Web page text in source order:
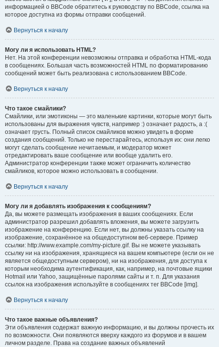
информацией о BBCode обратитесь к руководству по BBCode, ссылка на
которое доступна из формы отправки сообщений.
Вернуться к началу
Могу ли я использовать HTML?
Нет. На этой конференции невозможны отправка и обработка HTML-кода
в сообщениях. Большая часть возможностей HTML по форматированию
сообщений может быть реализована с использованием BBCode.
Вернуться к началу
Что такое смайлики?
Смайлики, или эмотиконы — это маленькие картинки, которые могут быть
использованы для выражения чувств, например :) означает радость, а :(
означает грусть. Полный список смайликов можно увидеть в форме
создания сообщений. Только не перестарайтесь, используя их: они легко
могут сделать сообщение нечитаемым, и модератор может
отредактировать ваше сообщение или вообще удалить его.
Администратор конференции также может ограничить количество
смайликов, которое можно использовать в сообщении.
Вернуться к началу
Могу ли я добавлять изображения к сообщениям?
Да, вы можете размещать изображения в ваших сообщениях. Если
администратор разрешил добавлять вложения, вы можете загрузить
изображение на конференцию. Если нет, вы должны указать ссылку на
изображение, сохранённое на общедоступном веб-сервере. Пример
ссылки: http://www.example.com/my-picture.gif. Вы не можете указывать
ссылку ни на изображения, хранящиеся на вашем компьютере (если он не
является общедоступным сервером), ни на изображения, для доступа к
которым необходима аутентификация, как, например, на почтовые ящики
Hotmail или Yahoo, защищённые паролями сайты и т. п. Для указания
ссылок на изображения используйте в сообщениях тег BBCode [img].
Вернуться к началу
Что такое важные объявления?
Эти объявления содержат важную информацию, и вы должны прочесть их
по возможности. Они появляются вверху каждого из форумов и в вашем
личном разделе. Права на создание важных объявлений